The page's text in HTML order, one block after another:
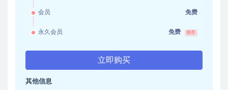
会员 免费
永久会员 免费 推荐
立即购买
其他信息